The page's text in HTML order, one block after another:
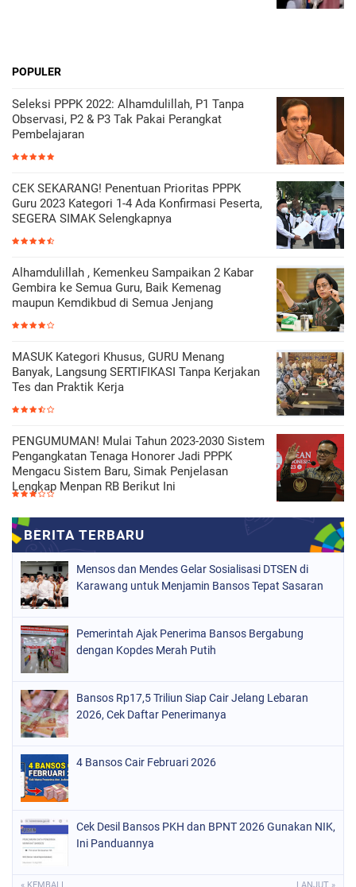
POPULER
Seleksi PPPK 2022: Alhamdulillah, P1 Tanpa
Observasi, P2 & P3 Tak Pakai Perangkat
Pembelajaran
CEK SEKARANG! Penentuan Prioritas PPPK
Guru 2023 Kategori 1-4 Ada Konfirmasi Peserta,
SEGERA SIMAK Selengkapnya
Alhamdulillah , Kemenkeu Sampaikan 2 Kabar
Gembira ke Semua Guru, Baik Kemenag
maupun Kemdikbud di Semua Jenjang
MASUK Kategori Khusus, GURU Menang
Banyak, Langsung SERTIFIKASI Tanpa Kerjakan
Tes dan Praktik Kerja
PENGUMUMAN! Mulai Tahun 2023-2030 Sistem
Pengangkatan Tenaga Honorer Jadi PPPK
Mengacu Sistem Baru, Simak Penjelasan
Lengkap Menpan RB Berikut Ini
Mensos dan Mendes Gelar Sosialisasi DTSEN di
Karawang untuk Menjamin Bansos Tepat Sasaran
Pemerintah Ajak Penerima Bansos Bergabung
dengan Kopdes Merah Putih
Bansos Rp17,5 Triliun Siap Cair Jelang Lebaran
2026, Cek Daftar Penerimanya
4 Bansos Cair Februari 2026
Cek Desil Bansos PKH dan BPNT 2026 Gunakan NIK,
Ini Panduannya